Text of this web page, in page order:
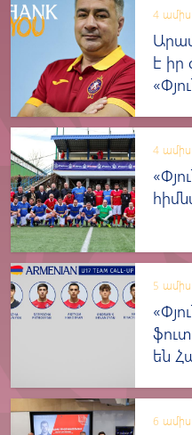
4
է իր
4
5
են
6